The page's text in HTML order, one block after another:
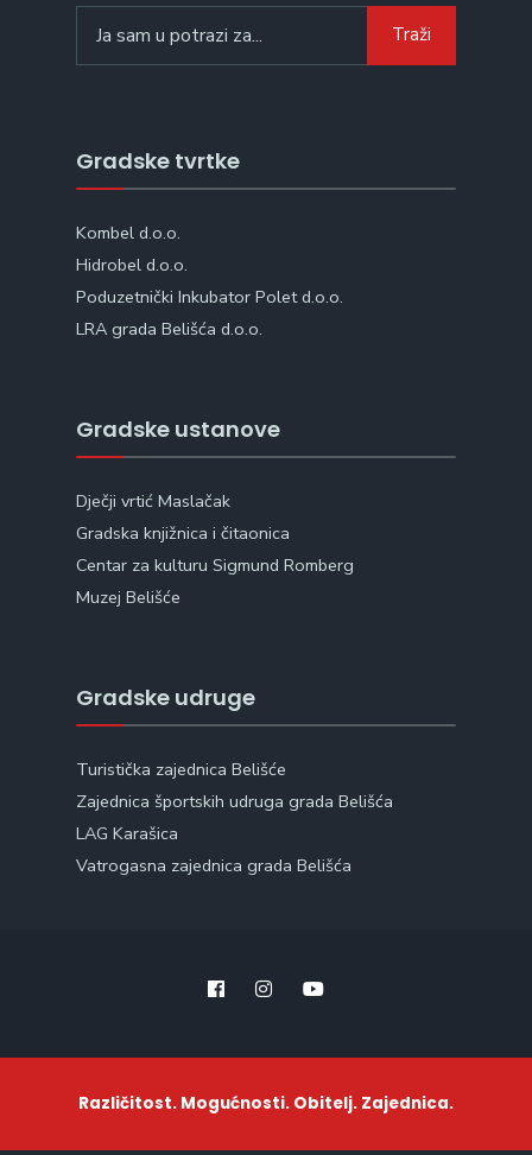
for:
Traži
Gradske tvrtke
Kombel d.o.o.
Hidrobel d.o.o.
Poduzetnički Inkubator Polet d.o.o.
LRA grada Belišća d.o.o.
Gradske ustanove
Dječji vrtić Maslačak
Gradska knjižnica i čitaonica
Centar za kulturu Sigmund Romberg
Muzej Belišće
Gradske udruge
Turistička zajednica Belišće
Zajednica športskih udruga grada Belišća
LAG Karašica
Vatrogasna zajednica grada Belišća
Različitost. Mogućnosti. Obitelj. Zajednica.